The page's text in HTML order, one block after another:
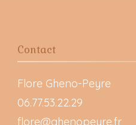
Contact
Flore Gheno-Peyre
06.77.53.22.29
flore@ghenopeyre.fr